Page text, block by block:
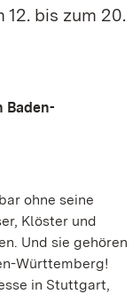
12. bis zum 20.
Baden-
ohne seine
Klöster und
Und sie gehören
Württemberg!
in Stuttgart,